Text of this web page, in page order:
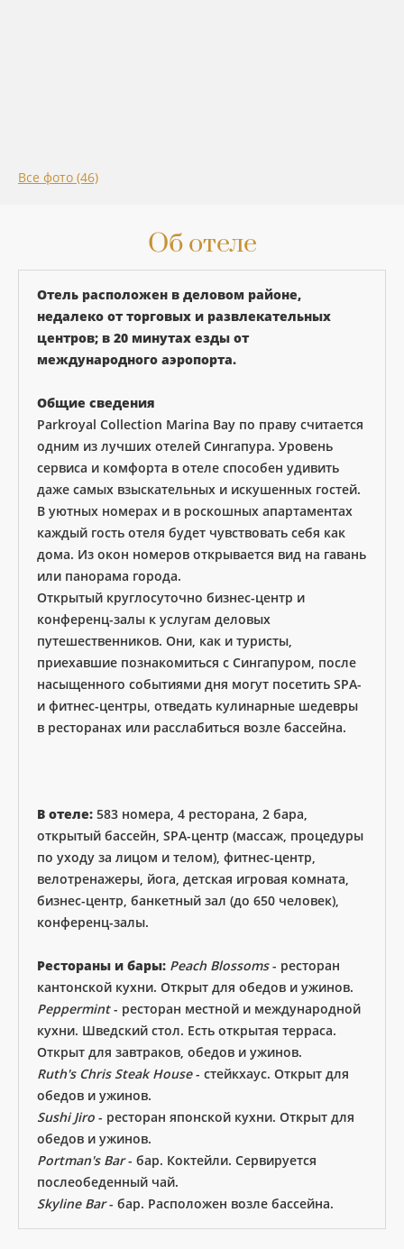
Все фото (46)
Об отеле
Отель расположен в деловом районе,
недалеко от торговых и развлекательных
центров; в 20 минутах езды от
международного аэропорта.
Общие сведения
Parkroyal Collection Marina Bay по праву считается
одним из лучших отелей Сингапура. Уровень
сервиса и комфорта в отеле способен удивить
даже самых взыскательных и искушенных гостей.
В уютных номерах и в роскошных апартаментах
каждый гость отеля будет чувствовать себя как
дома. Из окон номеров открывается вид на гавань
или панорама города.
Открытый круглосуточно бизнес-центр и
конференц-залы к услугам деловых
путешественников. Они, как и туристы,
приехавшие познакомиться с Сингапуром, после
насыщенного событиями дня могут посетить SPA-
и фитнес-центры, отведать кулинарные шедевры
в ресторанах или расслабиться возле бассейна.
В отеле: 583 номера, 4 ресторана, 2 бара,
открытый бассейн, SPA-центр (массаж, процедуры
по уходу за лицом и телом), фитнес-центр,
велотренажеры, йога, детская игровая комната,
бизнес-центр, банкетный зал (до 650 человек),
конференц-залы.
Рестораны и бары: Peach Blossoms- ресторан
кантонской кухни. Открыт для обедов и ужинов.
Peppermint- ресторан местной и международной
кухни. Шведский стол. Есть открытая терраса.
Открыт для завтраков, обедов и ужинов.
Ruth's Chris Steak House- стейкхаус. Открыт для
обедов и ужинов.
Sushi Jiro - ресторан японской кухни. Открыт для
обедов и ужинов.
Portman's Bar- бар. Коктейли. Сервируется
послеобеденный чай.
Skyline Bar- бар. Расположен возле бассейна.